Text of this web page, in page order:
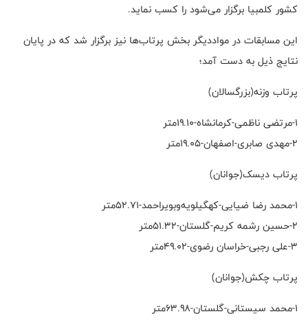
کشور کلمبیا برگزار می‌شود را کسب نماید.
این مسابقات در مواددیگر بخش پرتاب‌ها نیز برگزار شد که در پایان
نتایج ذیل به دست آمد؛
پرتاب وزنه(بزرگسالان)
۱-مرتضی ناظمی-کرمانشاه-۱۹.۱۰متر
۲-مهدی صابری-اصفهان-۱۹.۰۵متر
پرتاب دیسک(جوانان)
۱-محمد رضا ضیایی-کهگیلویه‌وبویراحمد-۵۲.۷۱متر
۲-حسین رشمه کریم-گلستان-۵۱.۳۲متر
۳-علی رجبی-خراسان رضوی-۴۹.۰۲متر
پرتاب چکش(جوانان)
۱-محمد سیستانی-گلستان-۶۳.۹۸متر